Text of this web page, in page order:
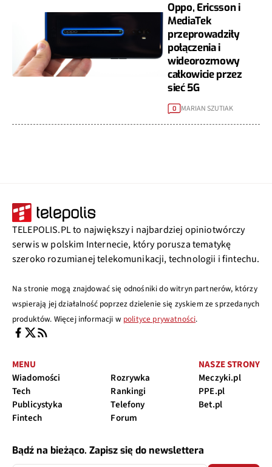
Oppo, Ericsson i
MediaTek
przeprowadziły
połączenia i
wideorozmowy
całkowicie przez
sieć 5G
0 MARIAN SZUTIAK
TELEPOLIS.PL to największy i najbardziej opiniotwórczy
serwis w polskim Internecie, który porusza tematykę
szeroko rozumianej telekomunikacji, technologii i fintechu.
Na stronie mogą znajdować się odnośniki do witryn partnerów, którzy
wspierają jej działalność poprzez dzielenie się zyskiem ze sprzedanych
produktów. Więcej informacji w polityce prywatności.
MENU
Wiadomości
Tech
Publicystyka
Fintech
Rozrywka
Rankingi
Telefony
Forum
NASZE STRONY
Meczyki.pl
PPE.pl
Bet.pl
Bądź na bieżąco. Zapisz się do newslettera